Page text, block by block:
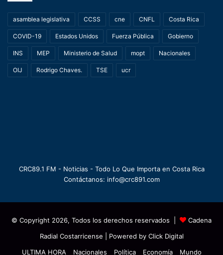
asamblea legislativa CCSS cne CNFL Costa Rica
COVID-19 Estados Unidos Fuerza Pública Gobierno
INS MEP Ministerio de Salud mopt Nacionales
OIJ Rodrigo Chaves. TSE ucr
CRC89.1 FM - Noticias - Todo Lo Que Importa en Costa Rica
Contáctanos: info@crc891.com
© Copyright 2026, Todos los derechos reservados |
Cadena
Radial Costarricense | Powered by Click Digital
ULTIMA HORA
Nacionales Política Economía Mundo